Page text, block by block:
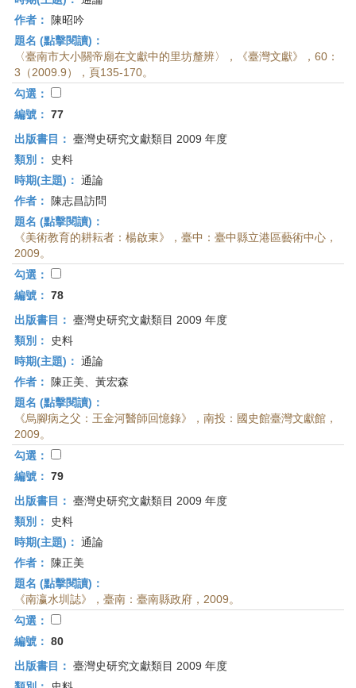
作者：
陳昭吟
題名 (點擊閱讀)：
〈臺南市大小關帝廟在文獻中的里坊釐辨〉，《臺灣文獻》，60：
3（2009.9），頁135-170。
勾選：
編號： 77
出版書目： 臺灣史研究文獻類目 2009 年度
類別：
史料
時期(主題)： 通論
作者：
陳志昌訪問
題名 (點擊閱讀)：
《美術教育的耕耘者：楊啟東》，臺中：臺中縣立港區藝術中心，
2009。
勾選：
編號： 78
出版書目： 臺灣史研究文獻類目 2009 年度
類別：
史料
時期(主題)： 通論
作者：
陳正美、黃宏森
題名 (點擊閱讀)：
《烏腳病之父：王金河醫師回憶錄》，南投：國史館臺灣文獻館，
2009。
勾選：
編號： 79
出版書目： 臺灣史研究文獻類目 2009 年度
類別：
史料
時期(主題)： 通論
作者：
陳正美
題名 (點擊閱讀)：
《南瀛水圳誌》，臺南：臺南縣政府，2009。
勾選：
編號： 80
出版書目： 臺灣史研究文獻類目 2009 年度